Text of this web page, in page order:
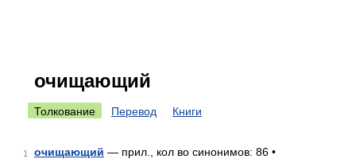
очищающий
Толкование Перевод Книги
1 очищающий — прил., кол во синонимов: 86 •